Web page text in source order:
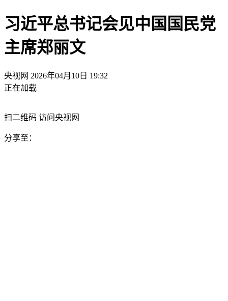
习近平总书记会见中国国民党
主席郑丽文
央视网 2026年04月10日 19:32
正在加载
扫二维码 访问央视网
分享至：